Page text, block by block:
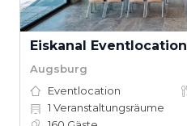
Eiskanal Eventlocation
Augsburg
Eventlocation
1 Veranstaltungsräume